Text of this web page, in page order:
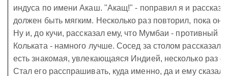
индуса по имени Акаш. "Акащ!" - поправил я и
должен быть мягким. Несколько раз повторил, пока он
Ну и, до кучи, рассказал ему, что Мумбаи - противный
Кольката - намного лучше. Сосед за столом рассказал
есть знакомая, увлекающаяся Индией, несколько раз
Стал его расспрашивать, куда именно, да и ему сказал,